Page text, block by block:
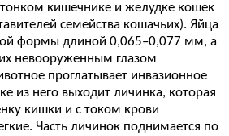
кишечнике и желудке кошек
семейства кошачьих). Яйца
формы длиной 0,065–0,077 мм, а
невооруженным глазом
проглатывает инвазионное
из него выходит личинка, которая
кишки и с током крови
Часть личинок поднимается по